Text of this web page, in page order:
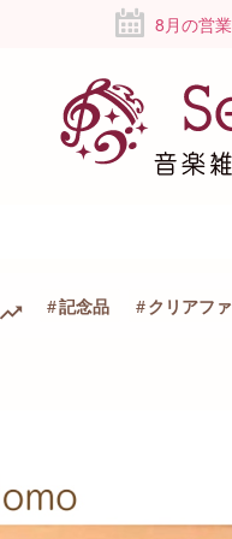
8月の営
記念品 クリアフ